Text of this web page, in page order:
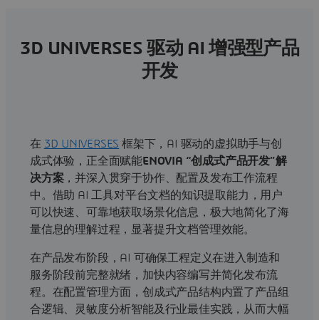
3D UNIVERSES 驱动 AI 增强型产品
开发
在 3D UNIVERSES 框架下，AI 驱动的虚拟助手与创
成式体验，正全面赋能ENOVIA “创成式产品开发”解
决方案，并深入贯穿于协作、配置及发布工作流程
中。借助 AI 工具对平台文档的知识提取能力，用户
可以快速、可靠地获取场景化信息，极大地简化了海
量信息的理解过程，显著提升文档管理效能。
在产品发布阶段，AI 可确保工程定义在进入制造和
服务阶段前完整就绪，加快内容编写并简化发布流
程。在配置管理方面，创成式产品结构内置了产品组
合逻辑、灵敏度分析智能及行业最佳实践，从而大幅